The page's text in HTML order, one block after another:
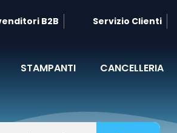
B2B Servizio Clienti
STAMPANTI
CANCELLERIA